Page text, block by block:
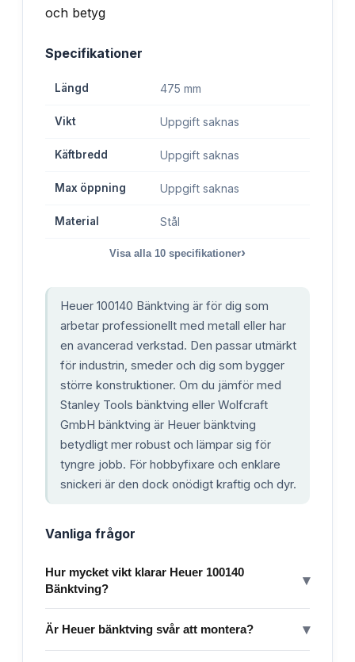
Specifikationer
Längd 475 mm
Vikt Uppgift saknas
Käftbredd Uppgift saknas
Max öppning Uppgift saknas
Material Stål
Visa alla 10 specifikationer›
Heuer 100140 Bänktving är för dig som
arbetar professionellt med metall eller har
en avancerad verkstad. Den passar utmärkt
för industrin, smeder och dig som bygger
större konstruktioner. Om du jämför med
Stanley Tools bänktving eller Wolfcraft
GmbH bänktving är Heuer bänktving
betydligt mer robust och lämpar sig för
tyngre jobb. För hobbyfixare och enklare
snickeri är den dock onödigt kraftig och dyr.
Vanliga frågor
Hur mycket vikt klarar Heuer 100140
Bänktving?
▾
Är Heuer bänktving svår att montera? ▾